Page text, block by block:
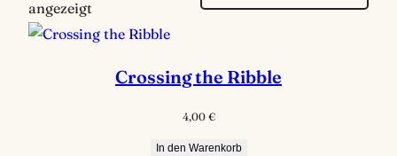
angezeigt
Crossing the Ribble
4,00 €
In den Warenkorb